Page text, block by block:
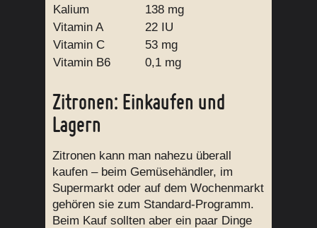
Kalium
138 mg
Vitamin A
22 IU
Vitamin C
53 mg
Vitamin B6
0,1 mg
Zitronen: Einkaufen und
Lagern
Zitronen kann man nahezu überall
kaufen – beim Gemüsehändler, im
Supermarkt oder auf dem Wochenmarkt
gehören sie zum Standard-Programm.
Beim Kauf sollten aber ein paar Dinge